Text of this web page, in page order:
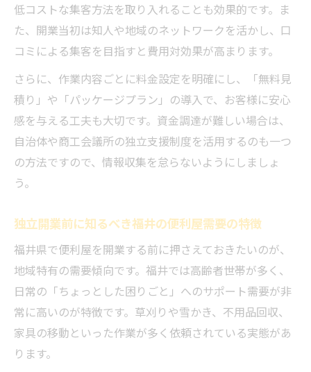
低コストな集客方法を取り入れることも効果的です。ま
た、開業当初は知人や地域のネットワークを活かし、口
コミによる集客を目指すと費用対効果が高まります。
さらに、作業内容ごとに料金設定を明確にし、「無料見
積り」や「パッケージプラン」の導入で、お客様に安心
感を与える工夫も大切です。資金調達が難しい場合は、
自治体や商工会議所の独立支援制度を活用するのも一つ
の方法ですので、情報収集を怠らないようにしましょ
う。
独立開業前に知るべき福井の便利屋需要の特徴
福井県で便利屋を開業する前に押さえておきたいのが、
地域特有の需要傾向です。福井では高齢者世帯が多く、
日常の「ちょっとした困りごと」へのサポート需要が非
常に高いのが特徴です。草刈りや雪かき、不用品回収、
家具の移動といった作業が多く依頼されている実態があ
ります。